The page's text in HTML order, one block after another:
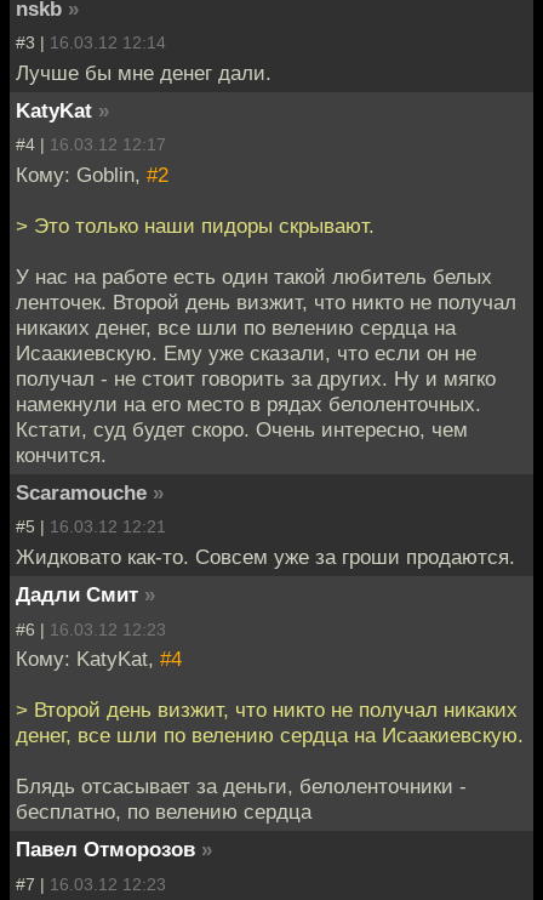
nskb »
#3 | 16.03.12 12:14
Лучше бы мне денег дали.
KatyKat »
#4 | 16.03.12 12:17
Кому: Goblin, #2
> Это только наши пидоры скрывают.
У нас на работе есть один такой любитель белых
ленточек. Второй день визжит, что никто не получал
никаких денег, все шли по велению сердца на
Исаакиевскую. Ему уже сказали, что если он не
получал - не стоит говорить за других. Ну и мягко
намекнули на его место в рядах белоленточных.
Кстати, суд будет скоро. Очень интересно, чем
кончится.
Scaramouche »
#5 | 16.03.12 12:21
Жидковато как-то. Совсем уже за гроши продаются.
Дадли Смит »
#6 | 16.03.12 12:23
Кому: KatyKat, #4
> Второй день визжит, что никто не получал никаких
денег, все шли по велению сердца на Исаакиевскую.
Блядь отсасывает за деньги, белоленточники -
бесплатно, по велению сердца
Павел Отморозов »
#7 | 16.03.12 12:23